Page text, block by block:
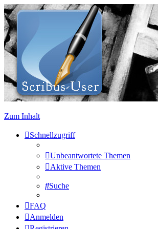
Zum Inhalt
Schnellzugriff
Unbeantwortete Themen
Aktive Themen
Suche
FAQ
Anmelden